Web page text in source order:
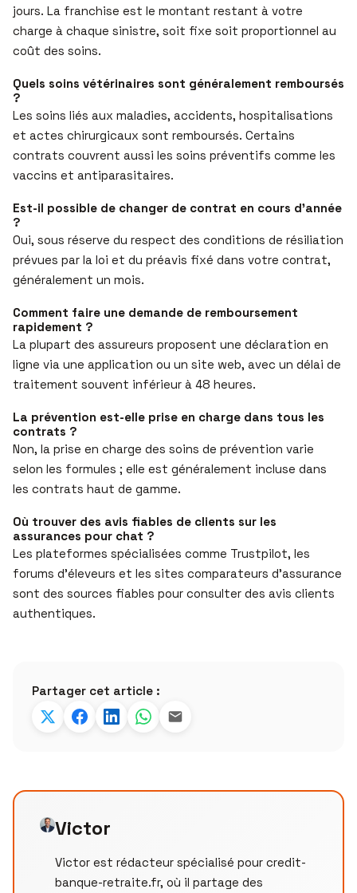
jours. La franchise est le montant restant à votre
charge à chaque sinistre, soit fixe soit proportionnel au
coût des soins.
Quels soins vétérinaires sont généralement remboursés
?
Les soins liés aux maladies, accidents, hospitalisations
et actes chirurgicaux sont remboursés. Certains
contrats couvrent aussi les soins préventifs comme les
vaccins et antiparasitaires.
Est-il possible de changer de contrat en cours d’année
?
Oui, sous réserve du respect des conditions de résiliation
prévues par la loi et du préavis fixé dans votre contrat,
généralement un mois.
Comment faire une demande de remboursement
rapidement ?
La plupart des assureurs proposent une déclaration en
ligne via une application ou un site web, avec un délai de
traitement souvent inférieur à 48 heures.
La prévention est-elle prise en charge dans tous les
contrats ?
Non, la prise en charge des soins de prévention varie
selon les formules ; elle est généralement incluse dans
les contrats haut de gamme.
Où trouver des avis fiables de clients sur les
assurances pour chat ?
Les plateformes spécialisées comme Trustpilot, les
forums d’éleveurs et les sites comparateurs d’assurance
sont des sources fiables pour consulter des avis clients
authentiques.
Partager cet article :
Victor
Victor est rédacteur spécialisé pour credit-
banque-retraite.fr, où il partage des